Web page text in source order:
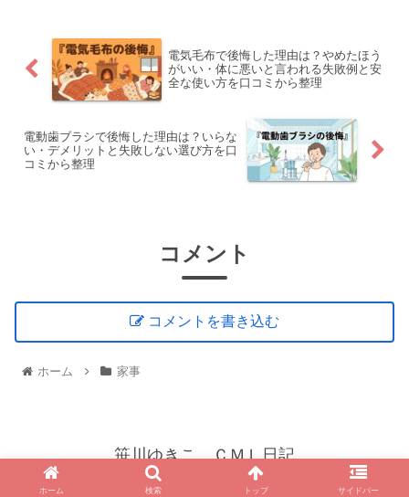
電気毛布で後悔した理由は？やめたほう
がいい・体に悪いと言われる失敗例と安
全な使い方を口コミから整理
電動歯ブラシで後悔した理由は？いらな
い・デメリットと失敗しない選び方を口
コミから整理
コメント
コメントを書き込む
ホーム 家事
笹川ゆきこ ＣＭＬ日記
© 2021 笹川ゆきこ ＣＭＬ日記.
ホーム 検索 トップ サイドバー